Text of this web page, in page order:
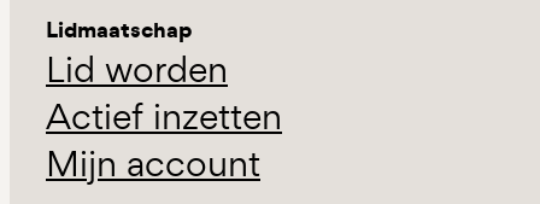
Lidmaatschap
Lid worden
Actief inzetten
Mijn account